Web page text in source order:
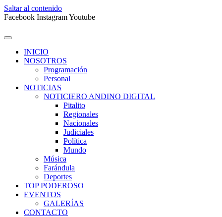
Saltar al contenido
Facebook InstagramYoutube
INICIO
NOSOTROS
Programación
Personal
NOTICIAS
NOTICIERO ANDINO DIGITAL
Pitalito
Regionales
Nacionales
Judiciales
Política
Mundo
Música
Farándula
Deportes
TOP PODEROSO
EVENTOS
GALERÍAS
CONTACTO